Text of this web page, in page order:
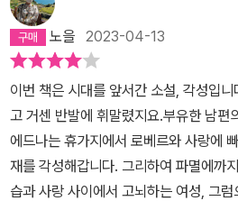
더 매력적으로 보이는 에드나를 졸졸 따
뱅’과의 밀회는 그녀에게 그저 하나의 즐
일 어떻게 되든 상관이 없다. 아로뱅은 그
문이다. 로베르처럼 마음으로 좋아하는
나는 “오늘은 아로뱅, 그리고 내일은 또
아무 상관없어.”(241쪽)라고 말하는 것
여성들과는 조금 달랐다. 그녀는 가정적
러운 매력의 화신과도 같은 ‘아델 라티뇰
언스에 정착해 8년 동안 여섯 아이를 낳
다. 이곳에서 살던 시기가 나중에 소설을
한다. 하지만 스물아홉 살 때 남편이 사
나로 거처를 옮기는 것도 잠시 3년 후
려 말라리아로 죽어 과부가 된다. 이때가
간 당시 양가집 여자답지 않은 생활, 자
를 걷는 행위 등을 서슴지 않고 하고 다
트루이스로 돌아간다. 그러나 어머니가
노을 2023-04-13
이번 책은 시대를 앞서간 소설, 각성입
고 거센 반발에 휘말렸지요.부유한 남편
에드나는 휴가지에서 로베르와 사랑에
재를 각성해갑니다. 그리하여 파멸에까
습과 사랑 사이에서 고뇌하는 여성, 그